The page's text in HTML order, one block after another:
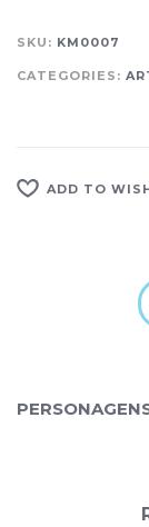
SKU: KM0007
CATEGORIES:
ADD TO